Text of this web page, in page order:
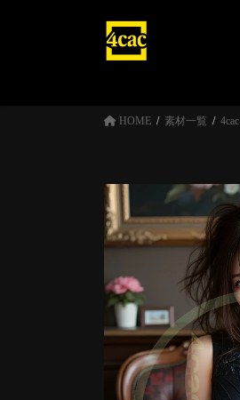
HOME 素材一覧 4cac